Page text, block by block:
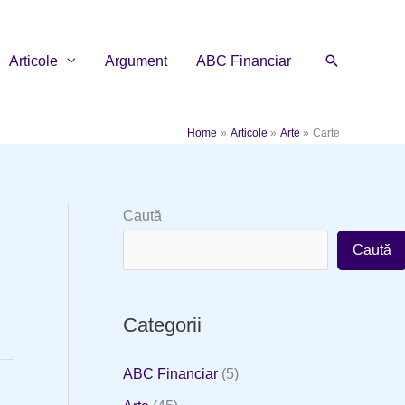
Articole Argument ABC Financiar Search
Home Articole Arte Carte
Caută
Caută
Categorii
ABC Financiar (5)